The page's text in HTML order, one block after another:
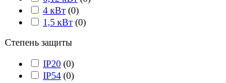
4 кВт (0)
1,5 кВт (0)
Степень защиты
IP20 (0)
IP54 (0)